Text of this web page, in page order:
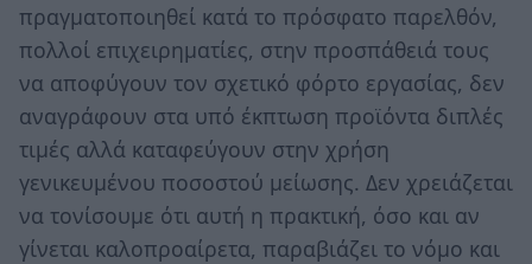
πραγματοποιηθεί κατά το πρόσφατο παρελθόν,
πολλοί επιχειρηματίες, στην προσπάθειά τους
να αποφύγουν τον σχετικό φόρτο εργασίας, δεν
αναγράφουν στα υπό έκπτωση προϊόντα διπλές
τιμές αλλά καταφεύγουν στην χρήση
γενικευμένου ποσοστού μείωσης. Δεν χρειάζεται
να τονίσουμε ότι αυτή η πρακτική, όσο και αν
γίνεται καλοπροαίρετα, παραβιάζει το νόμο και